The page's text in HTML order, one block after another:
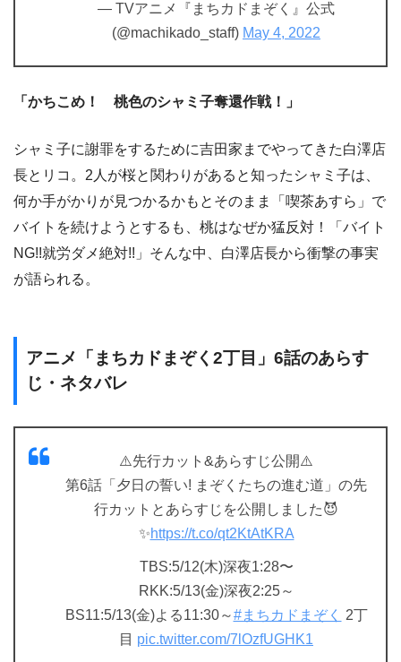
— TVアニメ『まちカドまぞく』公式
(@machikado_staff) May 4, 2022
「かちこめ！ 桃色のシャミ子奪還作戦！」
シャミ子に謝罪をするために吉田家までやってきた白澤店
長とリコ。2人が桜と関わりがあると知ったシャミ子は、
何か手がかりが見つかるかもとそのまま「喫茶あすら」で
バイトを続けようとするも、桃はなぜか猛反対！「バイト
NG!!就労ダメ絶対!!」そんな中、白澤店長から衝撃の事実
が語られる。
アニメ「まちカドまぞく2丁目」6話のあらす
じ・ネタバレ
⚠️先行カット&あらすじ公開⚠️
第6話「夕日の誓い! まぞくたちの進む道」の先
行カットとあらすじを公開しました😈
✨https://t.co/qt2KtAtKRA
TBS:5/12(木)深夜1:28〜
RKK:5/13(金)深夜2:25～
BS11:5/13(金)よる11:30～#まちカドまぞく
2丁
目 pic.twitter.com/7lOzfUGHK1